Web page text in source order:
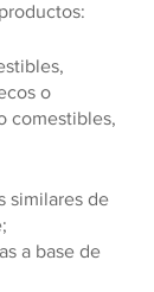
o
comestibles,
similares de
a base de